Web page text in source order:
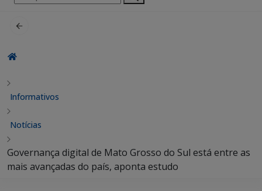
por:
Informativos
Notícias
Governança digital de Mato Grosso do Sul está entre as
mais avançadas do país, aponta estudo